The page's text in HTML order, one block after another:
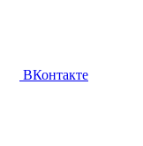
ВКонтакте